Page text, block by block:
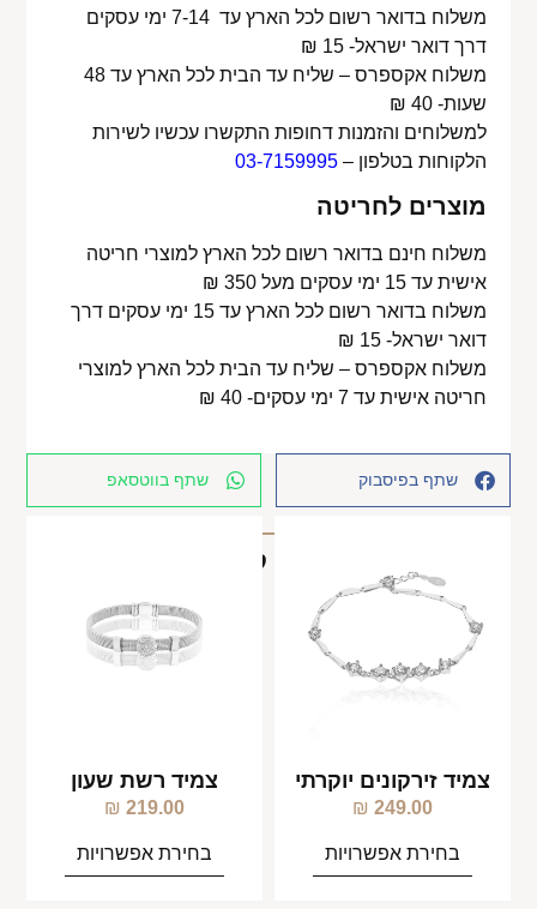
משלוח בדואר רשום לכל הארץ עד 7-14 ימי עסקים
דרך דואר ישראל- 15 ₪
משלוח אקספרס – שליח עד הבית לכל הארץ עד 48
שעות- 40 ₪
למשלוחים והזמנות דחופות התקשרו עכשיו לשירות
הלקוחות בטלפון –03-7159995
מוצרים לחריטה
משלוח חינם בדואר רשום לכל הארץ למוצרי חריטה
אישית עד 15 ימי עסקים מעל 350 ₪
משלוח בדואר רשום לכל הארץ עד 15 ימי עסקים דרך
דואר ישראל- 15 ₪
משלוח אקספרס – שליח עד הבית לכל הארץ למוצרי
חריטה אישית עד 7 ימי עסקים- 40 ₪
שתף בפיסבוק שתף בווטסאפ
מוצרים קשורים
צמיד זירקונים יוקרתי
249.00
₪
בחירת אפשרויות
צמיד רשת שעון
219.00
₪
בחירת אפשרויות